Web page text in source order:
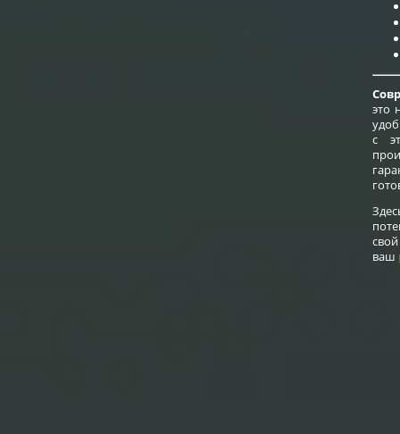
это
с
ваш